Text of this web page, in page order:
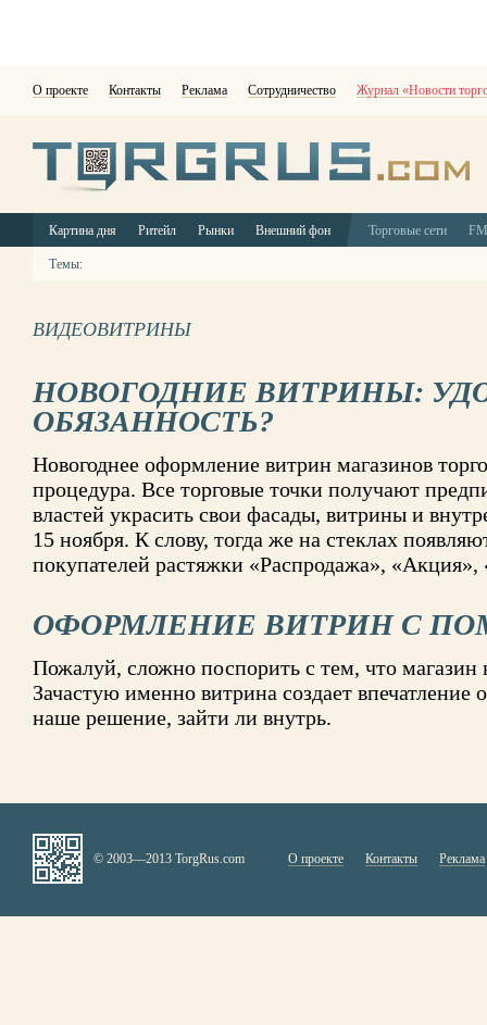
О проекте Контакты Реклама Сотрудничество Журнал «Новости
Картина дня Ритейл Рынки Внешний фон Торговые сети
Темы:
ВИДЕОВИТРИНЫ
НОВОГОДНИЕ ВИТРИНЫ:
ОБЯЗАННОСТЬ?
Новогоднее оформление витрин магазинов
процедура. Все торговые точки получают
властей украсить свои фасады, витрины и
15 ноября. К слову, тогда же на стеклах
покупателей растяжки «Распродажа»,
ОФОРМЛЕНИЕ ВИТРИН С
Пожалуй, сложно поспорить с тем, что магазин
Зачастую именно витрина создает впечатление
наше решение, зайти ли внутрь.
© 2003—2013 TorgRus.com О проекте Контакты Реклама